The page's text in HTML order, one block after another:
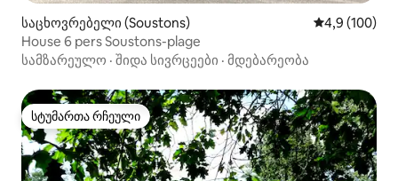
საცხოვრებელი (Soustons) საშუალო
4,9 (100)
House 6 pers Soustons-plage
სამზარეულო · შიდა სივრცეები · მდებარეობა
სტუმართა რჩეული
სტუმართა რჩეული